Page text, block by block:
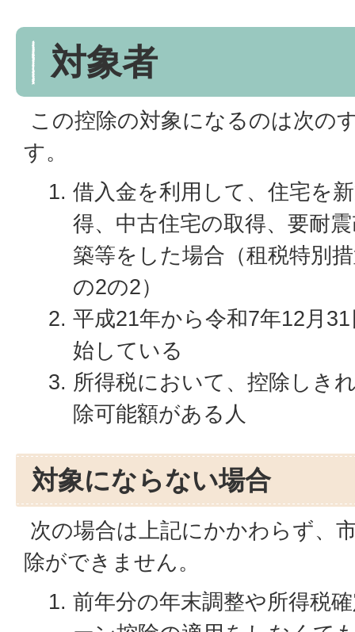
対象者
この控除の対象になるのは次の
す。
借入金を利用して、住宅を
得、中古住宅の取得、要耐
築等をした場合（租税特別
の2の2）
平成21年から令和7年12月
始している
所得税において、控除しき
除可能額がある人
対象にならない場合
次の場合は上記にかかわらず、
除ができません。
前年分の年末調整や所得税